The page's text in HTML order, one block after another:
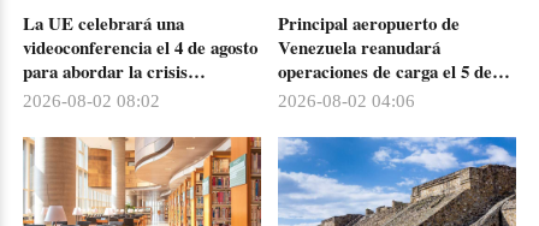
La UE celebrará una
videoconferencia el 4 de agosto
para abordar la crisis
migratoria de Ceuta
2026-08-02 08:02
Principal aeropuerto de
Venezuela reanudará
operaciones de carga el 5 de
agosto
2026-08-02 04:06